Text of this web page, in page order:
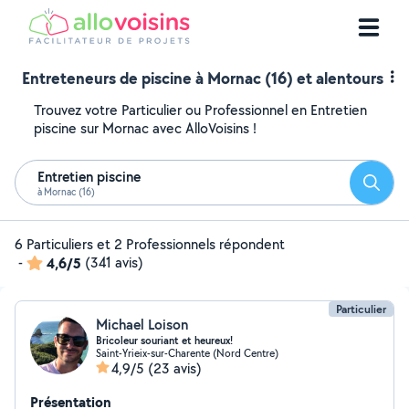
Entreteneurs de piscine à Mornac (16) et alentours
Trouvez votre Particulier ou Professionnel en Entretien
piscine sur Mornac avec AlloVoisins !
Entretien piscine
à Mornac (16)
6 Particuliers et 2 Professionnels répondent
-
4,6/5 (341 avis)
Particulier
Michael Loison
Bricoleur souriant et heureux!
Saint-Yrieix-sur-Charente (Nord Centre)
4,9/5 (23 avis)
Présentation